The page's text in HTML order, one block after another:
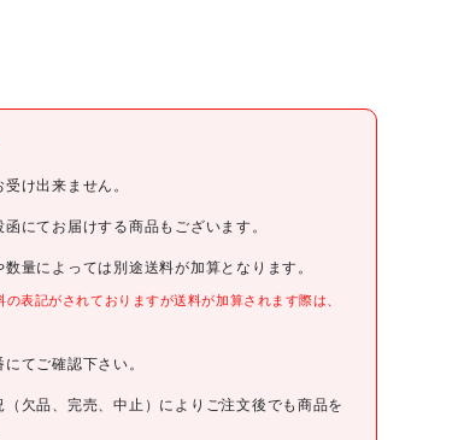
型用ばね コイルスプリング 中荷重 外径8mm 自
10
)
け出来ません。
にてお届けする商品もございます。
量によっては別途送料が加算となります。
表記がされておりますが送料が加算されます際は、
てご確認下さい。
欠品、完売、中止）によりご注文後でも商品を